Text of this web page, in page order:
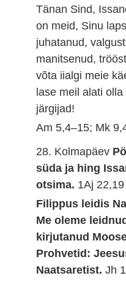
Tänan Sind,
on meid, Sinu
juhatanud,
manitsenud,
võta iialgi meie
lase meil alati
järgijad!
Am 5,4–15; Mk
28. Kolmapäev
süda ja hing
otsima. 1Aj 22,19
Filippus leidis
Me oleme
kirjutanud
Prohvetid:
Naatsaretist.Jh